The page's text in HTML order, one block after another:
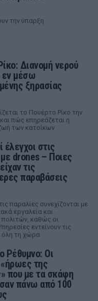
την ύπαρξη
Διανομή νερού
εν μέσω
ξηρασίας
το Πουέρτο Ρίκο την
πώς επηρεάζεται η
των κατοίκων
έλεγχοι στις
drones – Ποιες
τις
παραβάσεις
παραλίες συνεχίζονται με
εργαλεία και
πολιτών, καθώς οι
εντείνουν τις
όλη τη χώρα
Ρέθυμνο: Οι
της
που με τα σκάφη
πάνω από 100